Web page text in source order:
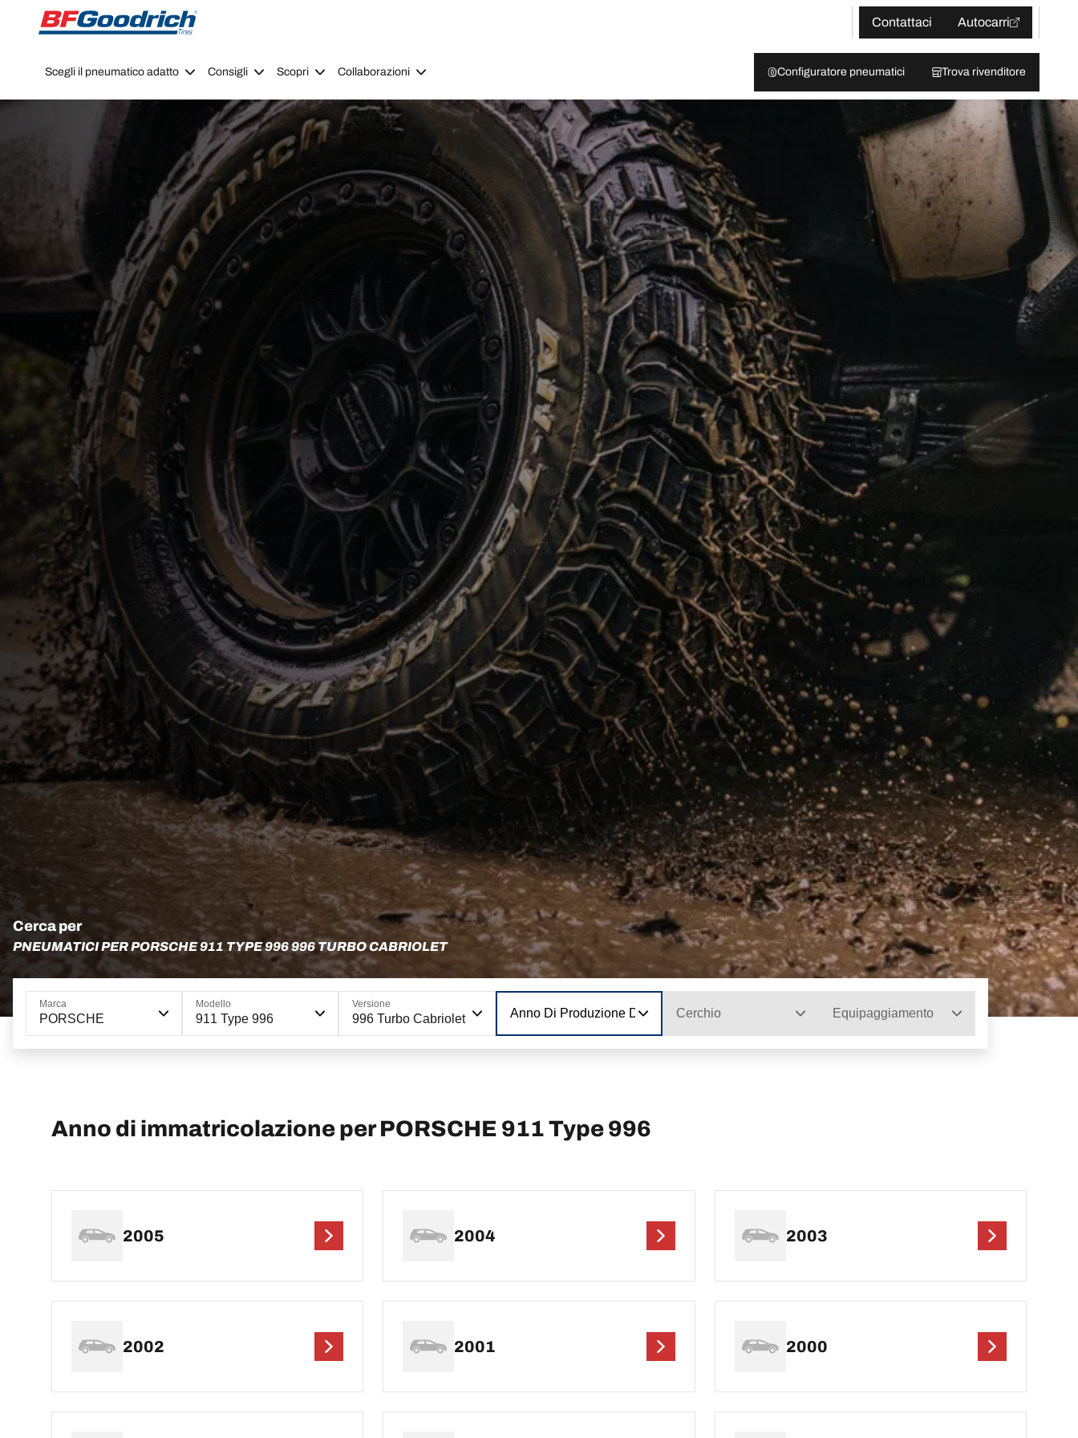
Go to page content
Go to page navigation
Contattaci
Autocarri
Scegli il pneumatico adatto Consigli Scopri Collaborazioni Configuratore pneumatici Trova rivenditore
Cerca per
PNEUMATICI PER PORSCHE 911 TYPE 996 996 TURBO CABRIOLET
Marca
PORSCHE
Modello
911 Type 996
Versione
996 Turbo Cabriolet Anno Di Produzione Del ModelloCerchio Equipaggiamento
Anno di immatricolazione per PORSCHE 911 Type 996
2005 2004 2003
2002 2001 2000